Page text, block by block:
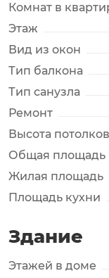
Комнат в
Этаж
Вид из окон
Тип балкона
Тип санузла
Ремонт
Высота потолков
Общая площадь
Жилая площадь
Площадь кухни
Здание
Этажей в доме